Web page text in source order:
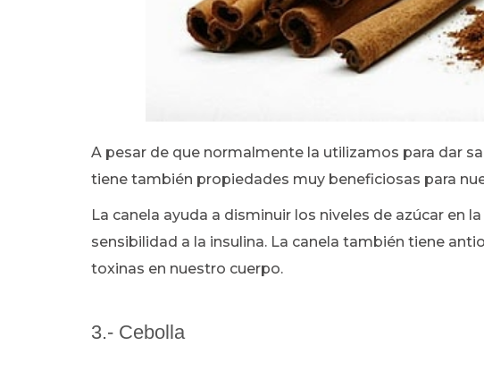
A pesar de que normalmente la utilizamos para dar
tiene también propiedades muy beneficiosas para
La canela ayuda a disminuir los niveles de azúcar en
sensibilidad a la insulina. La canela también tiene
toxinas en nuestro cuerpo.
3.- Cebolla